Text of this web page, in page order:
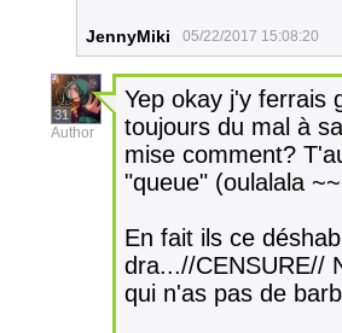
JennyMiki 05/22/2017 15:08:20
31
Author
Yep okay j'y ferrais
toujours du mal à
mise comment?
"queue" (oulalala
En fait ils ce
dra...//CENSURE//
qui n'as pas de